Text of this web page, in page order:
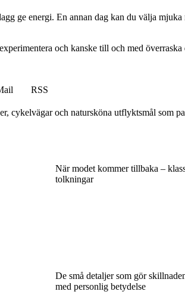
ge energi. En annan dag kan du välja
och kanske till och med
RSS
cykelvägar och natursköna utflyktsmål som
När modet kommer tillbaka –
tolkningar
De små detaljer som gör
med personlig betydelse